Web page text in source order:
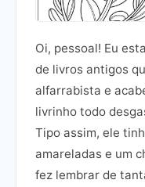
Oi, pessoal! Eu
de livros antigos
alfarrabista e
livrinho todo
Tipo assim, ele
amareladas e um
fez lembrar de